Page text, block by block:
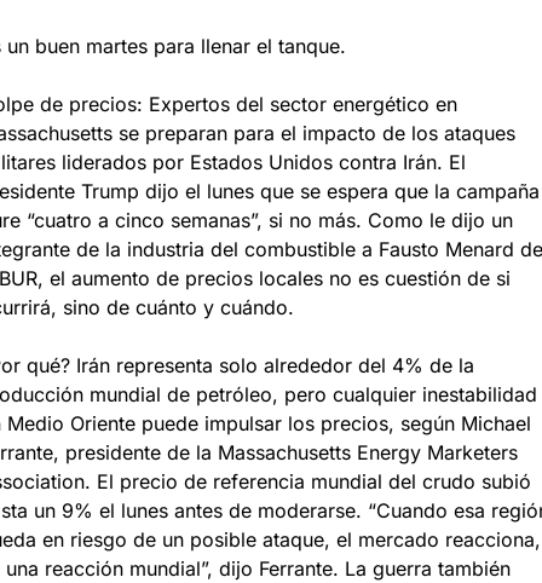
un buen martes para llenar el tanque.
de precios: Expertos del sector energético en
se preparan para el impacto de los ataques
liderados por Estados Unidos contra Irán. El
Trump dijo el lunes que se espera que la campaña
“cuatro a cinco semanas”, si no más. Como le dijo un
de la industria del combustible a Fausto Menard de
el aumento de precios locales no es cuestión de si
sino de cuánto y cuándo.
qué? Irán representa solo alrededor del 4% de la
mundial de petróleo, pero cualquier inestabilidad
Medio Oriente puede impulsar los precios, según Michael
presidente de la Massachusetts Energy Marketers
El precio de referencia mundial del crudo subió
un 9% el lunes antes de moderarse. “Cuando esa
en riesgo de un posible ataque, el mercado
una reacción mundial”, dijo Ferrante. La guerra también